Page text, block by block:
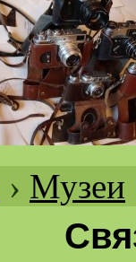
› Музеи